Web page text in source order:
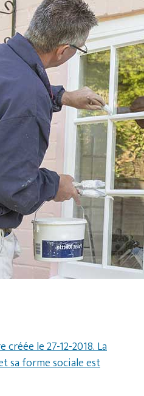
le 27-12-2018. La
sa forme sociale est